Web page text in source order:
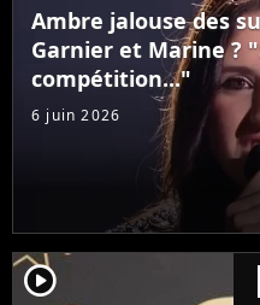
Ambre jalouse des
Garnier et Marine ?
compétition..."
6 juin 2026
player2